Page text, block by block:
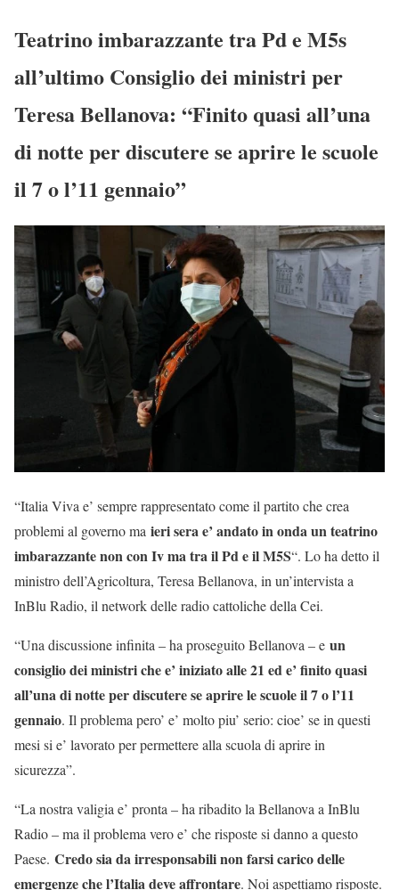
Teatrino imbarazzante tra Pd e M5s
all’ultimo Consiglio dei ministri per
Teresa Bellanova: “Finito quasi all’una
di notte per discutere se aprire le scuole
il 7 o l’11 gennaio”
“Italia Viva e’ sempre rappresentato come il partito che crea
problemi al governo ma ieri sera e’ andato in onda un teatrino
imbarazzante non con Iv ma tra il Pd e il M5S“. Lo ha detto il
ministro dell’Agricoltura, Teresa Bellanova, in un’intervista a
InBlu Radio, il network delle radio cattoliche della Cei.
“Una discussione infinita – ha proseguito Bellanova – e un
consiglio dei ministri che e’ iniziato alle 21 ed e’ finito quasi
all’una di notte per discutere se aprire le scuole il 7 o l’11
gennaio. Il problema pero’ e’ molto piu’ serio: cioe’ se in questi
mesi si e’ lavorato per permettere alla scuola di aprire in
sicurezza”.
“La nostra valigia e’ pronta – ha ribadito la Bellanova a InBlu
Radio – ma il problema vero e’ che risposte si danno a questo
Paese. Credo sia da irresponsabili non farsi carico delle
emergenze che l’Italia deve affrontare. Noi aspettiamo risposte.